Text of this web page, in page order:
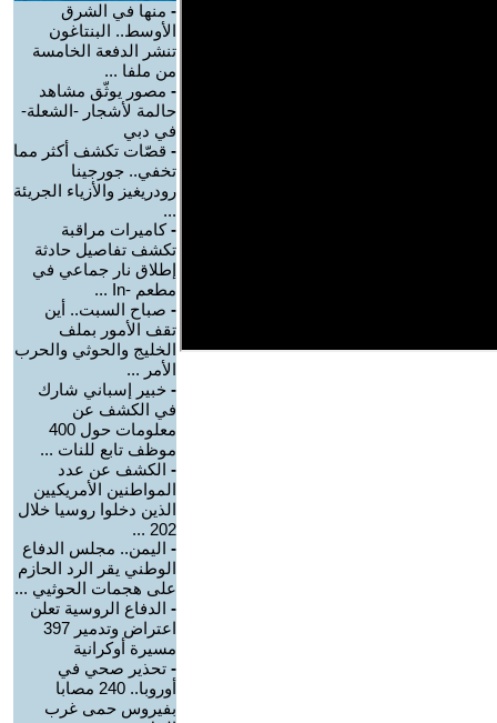
- منها في الشرق
الأوسط.. البنتاغون
تنشر الدفعة الخامسة
من ملفا ...
- مصور يوثّق مشاهد
حالمة لأشجار -الشعلة-
في دبي
- قصّات تكشف أكثر مما
تخفي.. جورجينا
رودريغيز والأزياء الجريئة
...
-كاميرات مراقبة
تكشف تفاصيل حادثة
إطلاق نار جماعي في
مطعم -In ...
- صباح السبت.. أين
تقف الأمور بملف
الخليج والحوثي والحرب
الأمر ...
- خبير إسباني شارك
في الكشف عن
معلومات حول 400
موظف تابع للنات ...
- الكشف عن عدد
المواطنين الأمريكيين
الذين دخلوا روسيا خلال
202 ...
- اليمن.. مجلس الدفاع
الوطني يقر الرد الحازم
على هجمات الحوثيي ...
- الدفاع الروسية تعلن
اعتراض وتدمير 397
مسيرة أوكرانية
- تحذير صحي في
أوروبا.. 240 مصابا
بفيروس حمى غرب